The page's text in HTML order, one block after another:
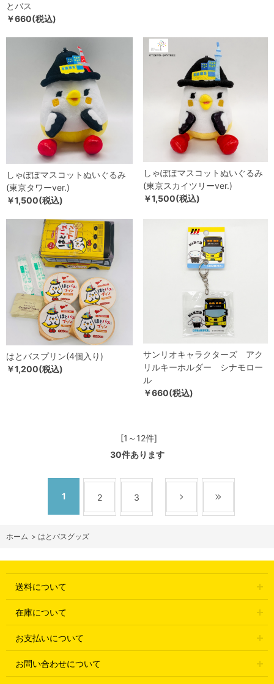
とバス
￥660(税込)
しゃぽぽマスコットぬいぐるみ
(東京タワーver.)
￥1,500(税込)
しゃぽぽマスコットぬいぐるみ
(東京スカイツリーver.)
￥1,500(税込)
はとバスプリン(4個入り)
￥1,200(税込)
サンリオキャラクターズ アク
リルキーホルダー シナモロー
ル
￥660(税込)
[1～12件]
30件あります
1 2 3
ホーム > はとバスグッズ
送料について
在庫について
お支払いについて
お問い合わせについて